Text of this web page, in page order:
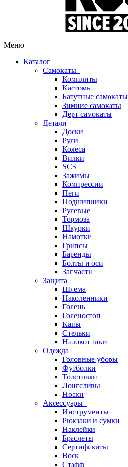
Меню
Каталог
Самокаты
Комплиты
Кастомы
Батутные самокаты
Зимние самокаты
Дерт самокаты
Детали
Доски
Рули
Колеса
Вилки
SCS
Зажимы
Компрессии
Пеги
Подшипники
Рулевые
Тормоза
Шкурки
Намотки
Грипсы
Баренды
Болты и оси
Запчасти
Защита
Шлема
Наколенники
Голень
Голеностоп
Капы
Стельки
Налокотники
Одежда
Головные уборы
Футболки
Толстовки
Лонгсливы
Носки
Аксессуары
Инструменты
Рюкзаки и сумки
Наклейки
Браслеты
Сертификаты
Воск
Стафф